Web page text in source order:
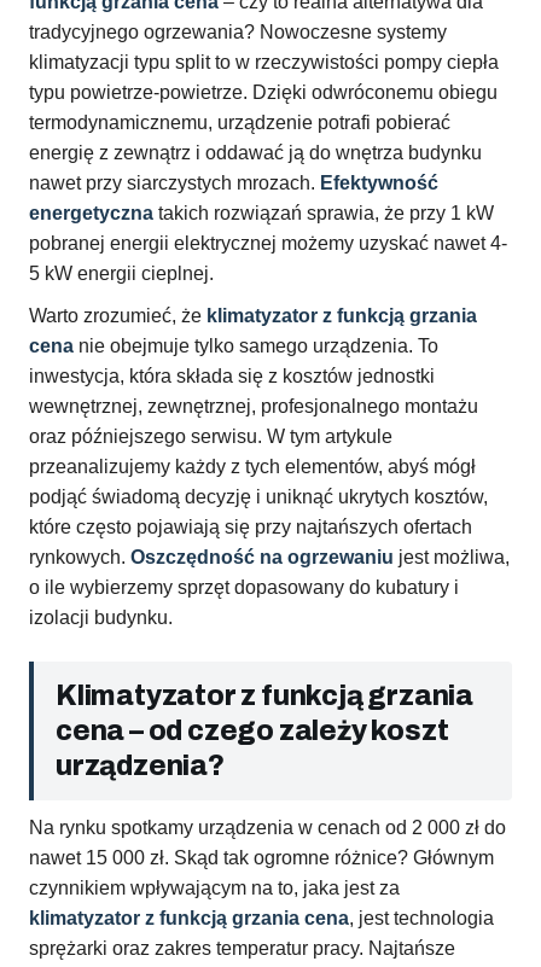
tradycyjnego ogrzewania? Nowoczesne systemy
klimatyzacji typu split to w rzeczywistości pompy ciepła
typu powietrze-powietrze. Dzięki odwróconemu obiegu
termodynamicznemu, urządzenie potrafi pobierać
energię z zewnątrz i oddawać ją do wnętrza budynku
nawet przy siarczystych mrozach. Efektywność
energetyczna takich rozwiązań sprawia, że przy 1 kW
pobranej energii elektrycznej możemy uzyskać nawet 4-
5 kW energii cieplnej.
Warto zrozumieć, że klimatyzator z funkcją grzania
cena nie obejmuje tylko samego urządzenia. To
inwestycja, która składa się z kosztów jednostki
wewnętrznej, zewnętrznej, profesjonalnego montażu
oraz późniejszego serwisu. W tym artykule
przeanalizujemy każdy z tych elementów, abyś mógł
podjąć świadomą decyzję i uniknąć ukrytych kosztów,
które często pojawiają się przy najtańszych ofertach
rynkowych. Oszczędność na ogrzewaniu jest możliwa,
o ile wybierzemy sprzęt dopasowany do kubatury i
izolacji budynku.
Klimatyzator z funkcją grzania
cena – od czego zależy koszt
urządzenia?
Na rynku spotkamy urządzenia w cenach od 2 000 zł do
nawet 15 000 zł. Skąd tak ogromne różnice? Głównym
czynnikiem wpływającym na to, jaka jest za
klimatyzator z funkcją grzania cena, jest technologia
sprężarki oraz zakres temperatur pracy. Najtańsze